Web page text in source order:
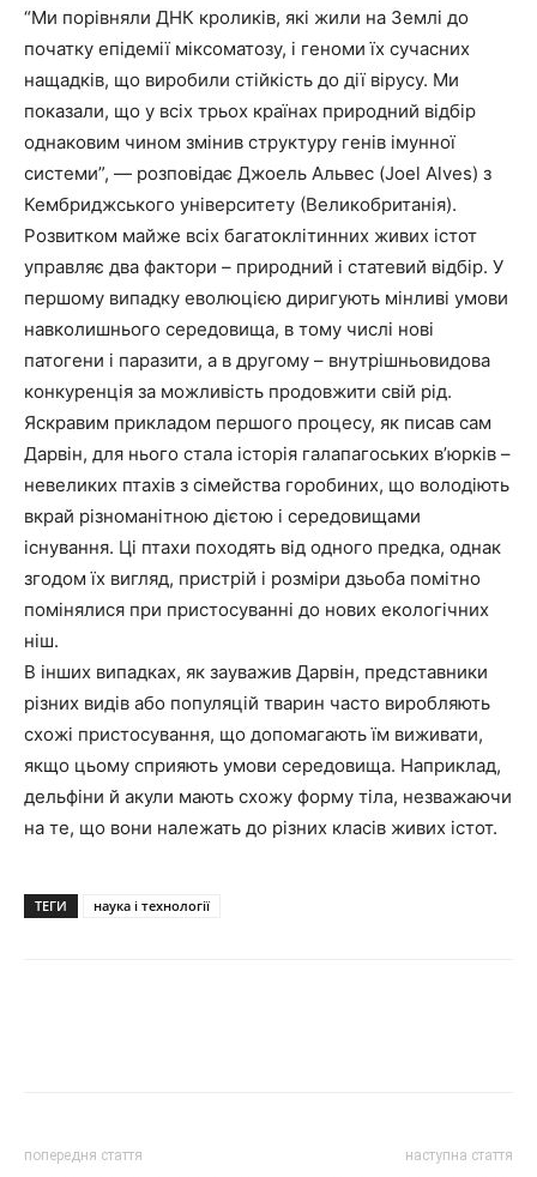
“Ми порівняли ДНК кроликів, які жили на Землі до
початку епідемії міксоматозу, і геноми їх сучасних
нащадків, що виробили стійкість до дії вірусу. Ми
показали, що у всіх трьох країнах природний відбір
однаковим чином змінив структуру генів імунної
системи”, — розповідає Джоель Альвес (Joel Alves) з
Кембриджського університету (Великобританія).
Розвитком майже всіх багатоклітинних живих істот
управляє два фактори – природний і статевий відбір. У
першому випадку еволюцією диригують мінливі умови
навколишнього середовища, в тому числі нові
патогени і паразити, а в другому – внутрішньовидова
конкуренція за можливість продовжити свій рід.
Яскравим прикладом першого процесу, як писав сам
Дарвін, для нього стала історія галапагоських в’юрків –
невеликих птахів з сімейства горобиних, що володіють
вкрай різноманітною дієтою і середовищами
існування. Ці птахи походять від одного предка, однак
згодом їх вигляд, пристрій і розміри дзьоба помітно
помінялися при пристосуванні до нових екологічних
ніш.
В інших випадках, як зауважив Дарвін, представники
різних видів або популяцій тварин часто виробляють
схожі пристосування, що допомагають їм виживати,
якщо цьому сприяють умови середовища. Наприклад,
дельфіни й акули мають схожу форму тіла, незважаючи
на те, що вони належать до різних класів живих істот.
ТЕГИ наука і технології
попередня стаття наступна стаття